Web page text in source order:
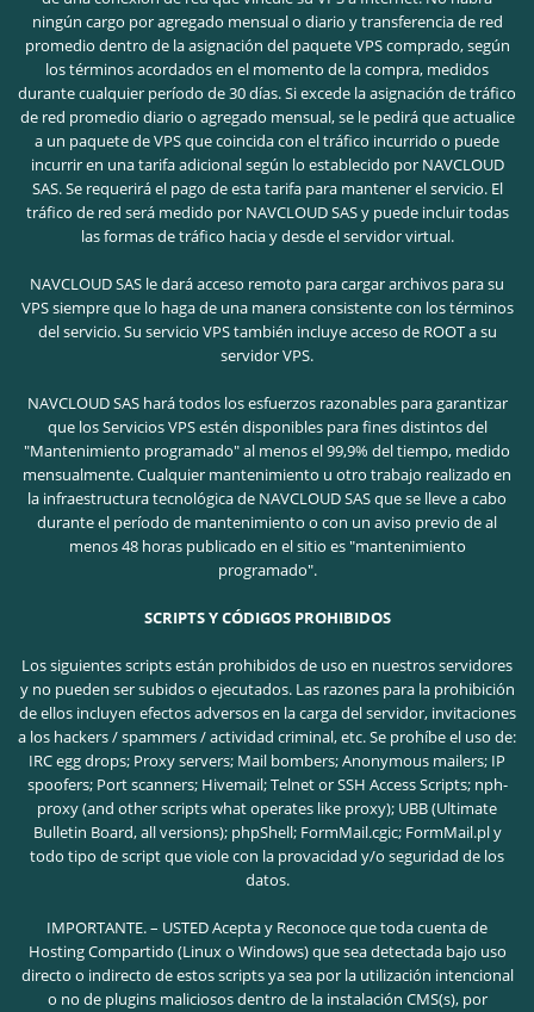
ningún cargo por agregado mensual o diario y transferencia de red
promedio dentro de la asignación del paquete VPS comprado, según
los términos acordados en el momento de la compra, medidos
durante cualquier período de 30 días. Si excede la asignación de tráfico
de red promedio diario o agregado mensual, se le pedirá que actualice
a un paquete de VPS que coincida con el tráfico incurrido o puede
incurrir en una tarifa adicional según lo establecido por NAVCLOUD
SAS. Se requerirá el pago de esta tarifa para mantener el servicio. El
tráfico de red será medido por NAVCLOUD SAS y puede incluir todas
las formas de tráfico hacia y desde el servidor virtual.
NAVCLOUD SAS le dará acceso remoto para cargar archivos para su
VPS siempre que lo haga de una manera consistente con los términos
del servicio. Su servicio VPS también incluye acceso de ROOT a su
servidor VPS.
NAVCLOUD SAS hará todos los esfuerzos razonables para garantizar
que los Servicios VPS estén disponibles para fines distintos del
"Mantenimiento programado" al menos el 99,9% del tiempo, medido
mensualmente. Cualquier mantenimiento u otro trabajo realizado en
la infraestructura tecnológica de NAVCLOUD SAS que se lleve a cabo
durante el período de mantenimiento o con un aviso previo de al
menos 48 horas publicado en el sitio es "mantenimiento
programado".
SCRIPTS Y CÓDIGOS PROHIBIDOS
Los siguientes scripts están prohibidos de uso en nuestros servidores
y no pueden ser subidos o ejecutados. Las razones para la prohibición
de ellos incluyen efectos adversos en la carga del servidor, invitaciones
a los hackers / spammers / actividad criminal, etc.Se prohíbe el uso de:
IRC egg drops; Proxy servers; Mail bombers; Anonymous mailers; IP
spoofers; Port scanners; Hivemail; Telnet or SSH Access Scripts; nph-
proxy (and other scripts what operates like proxy); UBB (Ultimate
Bulletin Board, all versions); phpShell; FormMail.cgic; FormMail.pl y
todo tipo de script que viole con la provacidad y/o seguridad de los
datos.
IMPORTANTE. – USTED Acepta y Reconoce que toda cuenta de
Hosting Compartido (Linux o Windows) que sea detectada bajo uso
directo o indirecto de estos scripts ya sea por la utilización intencional
o no de plugins maliciosos dentro de la instalación CMS(s), por